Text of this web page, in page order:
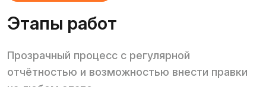
Этапы работ
Прозрачный процесс с регулярной
отчётностью и возможностью внести правки